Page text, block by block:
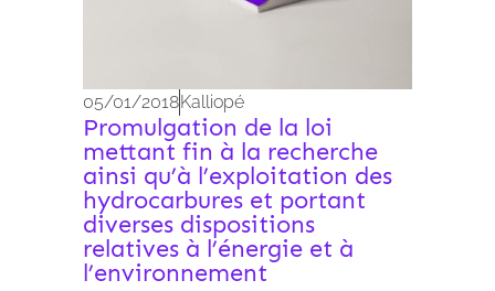
05/01/2018Kalliopé
Promulgation de la loi
mettant fin à la recherche
ainsi qu’à l’exploitation des
hydrocarbures et portant
diverses dispositions
relatives à l’énergie et à
l’environnement